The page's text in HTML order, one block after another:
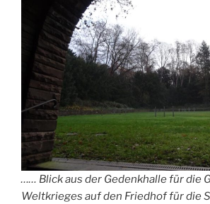
…… Blick aus der Gedenkhalle für die
Weltkrieges auf den Friedhof für die